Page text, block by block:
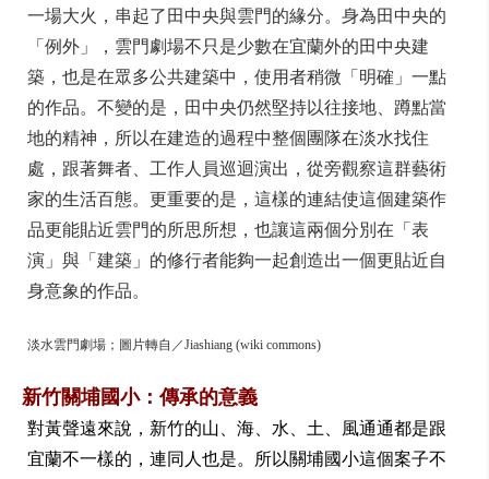
一場大火，串起了田中央與雲門的緣分。身為田中央的
「例外」，雲門劇場不只是少數在宜蘭外的田中央建
築，也是在眾多公共建築中，使用者稍微「明確」一點
的作品。不變的是，田中央仍然堅持以往接地、蹲點當
地的精神，所以在建造的過程中整個團隊在淡水找住
處，跟著舞者、工作人員巡迴演出，從旁觀察這群藝術
家的生活百態。更重要的是，這樣的連結使這個建築作
品更能貼近雲門的所思所想，也讓這兩個分別在「表
演」與「建築」的修行者能夠一起創造出一個更貼近自
身意象的作品。
淡水雲門劇場；圖片轉自／Jiashiang (wiki commons)
新竹關埔國小：傳承的意義
對黃聲遠來說，新竹的山、海、水、土、風通通都是跟
宜蘭不一樣的，連同人也是。所以關埔國小這個案子不